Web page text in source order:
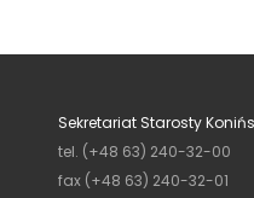
Sekretariat Starosty
tel. (+48 63) 240-32-00
fax (+48 63) 240-32-01